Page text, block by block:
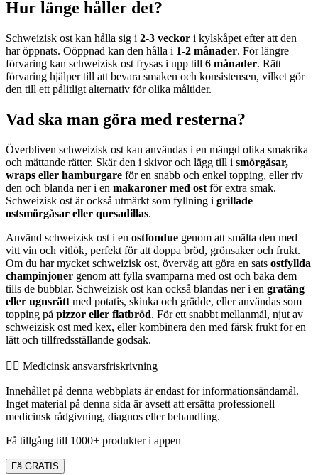
Hur länge håller det?
Schweizisk ost kan hålla sig i 2-3 veckor i kylskåpet efter att den
har öppnats. Oöppnad kan den hålla i 1-2 månader. För längre
förvaring kan schweizisk ost frysas i upp till 6 månader. Rätt
förvaring hjälper till att bevara smaken och konsistensen, vilket gör
den till ett pålitligt alternativ för olika måltider.
Vad ska man göra med resterna?
Överbliven schweizisk ost kan användas i en mängd olika smakrika
och mättande rätter. Skär den i skivor och lägg till i smörgåsar,
wraps eller hamburgare för en snabb och enkel topping, eller riv
den och blanda ner i en makaroner med ost för extra smak.
Schweizisk ost är också utmärkt som fyllning i grillade
ostsmörgåsar eller quesadillas.
Använd schweizisk ost i en ostfondue genom att smälta den med
vitt vin och vitlök, perfekt för att doppa bröd, grönsaker och frukt.
Om du har mycket schweizisk ost, överväg att göra en sats ostfyllda
champinjoner genom att fylla svamparna med ost och baka dem
tills de bubblar. Schweizisk ost kan också blandas ner i en gratäng
eller ugnsrätt med potatis, skinka och grädde, eller användas som
topping på pizzor eller flatbröd. För ett snabbt mellanmål, njut av
schweizisk ost med kex, eller kombinera den med färsk frukt för en
lätt och tillfredsställande godsak.
👨‍⚕️️ Medicinsk ansvarsfriskrivning
Innehållet på denna webbplats är endast för informationsändamål.
Inget material på denna sida är avsett att ersätta professionell
medicinsk rådgivning, diagnos eller behandling.
Få tillgång till 1000+ produkter i appen
Få GRATIS